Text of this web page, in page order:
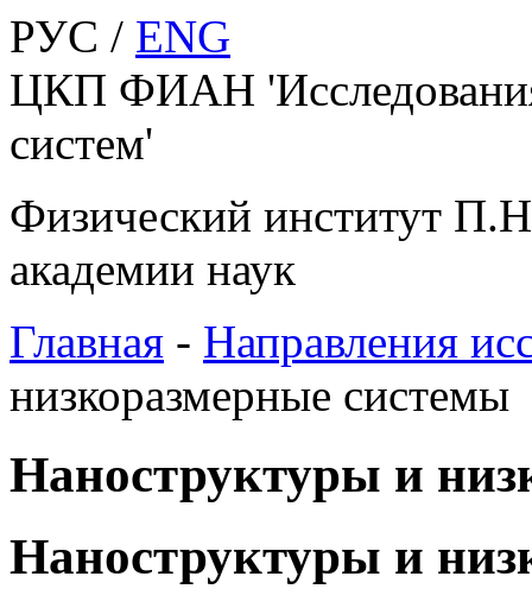
РУС / ENG
ЦКП ФИАН
систем'
Физический институт
академии наук
Главная - Направления
низкоразмерные системы
Наноструктуры и
Наноструктуры и